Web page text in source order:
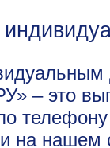
– это
на нашем